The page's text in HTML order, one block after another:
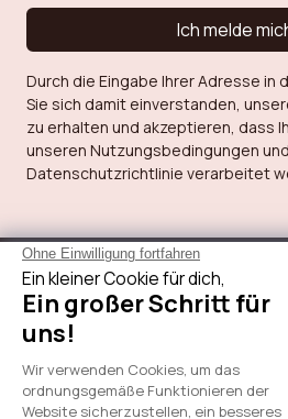
Ich melde
Durch die Eingabe Ihrer Adresse in
Sie sich damit einverstanden,
zu erhalten und akzeptieren, dass
unseren Nutzungsbedingungen
Datenschutzrichtlinie verarbeitet
Über Sicaan
Unsere Leistungen
Brauche Hilfe